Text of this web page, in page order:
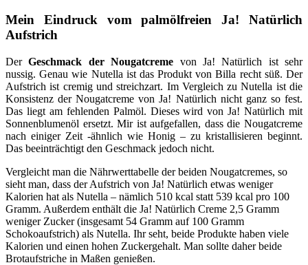
Mein Eindruck vom palmölfreien Ja! Natürlich
Aufstrich
DerGeschmack der Nougatcreme von Ja! Natürlich ist sehr
nussig. Genau wie Nutella ist das Produkt von Billa recht süß. Der
Aufstrich ist cremig und streichzart. Im Vergleich zu Nutella ist die
Konsistenz der Nougatcreme von Ja! Natürlich nicht ganz so fest.
Das liegt am fehlenden Palmöl. Dieses wird von Ja! Natürlich mit
Sonnenblumenöl ersetzt. Mir ist aufgefallen, dass die Nougatcreme
nach einiger Zeit -ähnlich wie Honig – zu kristallisieren beginnt.
Das beeinträchtigt den Geschmack jedoch nicht.
Vergleicht man die Nährwerttabelle der beiden Nougatcremes, so
sieht man, dass der Aufstrich von Ja! Natürlich etwas weniger
Kalorien hat als Nutella – nämlich 510 kcal statt 539 kcal pro 100
Gramm. Außerdem enthält die Ja! Natürlich Creme 2,5 Gramm
weniger Zucker (insgesamt 54 Gramm auf 100 Gramm
Schokoaufstrich) als Nutella. Ihr seht, beide Produkte haben viele
Kalorien und einen hohen Zuckergehalt. Man sollte daher beide
Brotaufstriche in Maßen genießen.